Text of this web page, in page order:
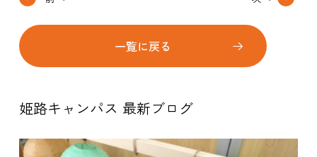
一覧に戻る
姫路キャンパス 最新ブログ